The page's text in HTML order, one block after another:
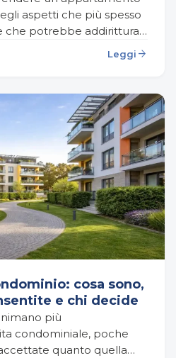
aspetti che più spesso
che potrebbe addirittura
Leggi arrow_forward
cosa sono,
e chi decide
più
condominiale, poche
quanto quella